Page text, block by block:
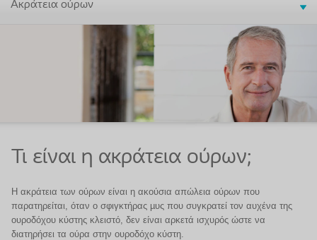
Ακράτεια ούρων
Τι είναι η ακράτεια ούρων;
Η ακράτεια των ούρων είναι η ακούσια απώλεια ούρων που
παρατηρείται, όταν ο σφιγκτήρας µυς που συγκρατεί τον αυχένα της
ουροδόχου κύστης κλειστό, δεν είναι αρκετά ισχυρός ώστε να
διατηρήσει τα ούρα στην ουροδόχο κύστη.